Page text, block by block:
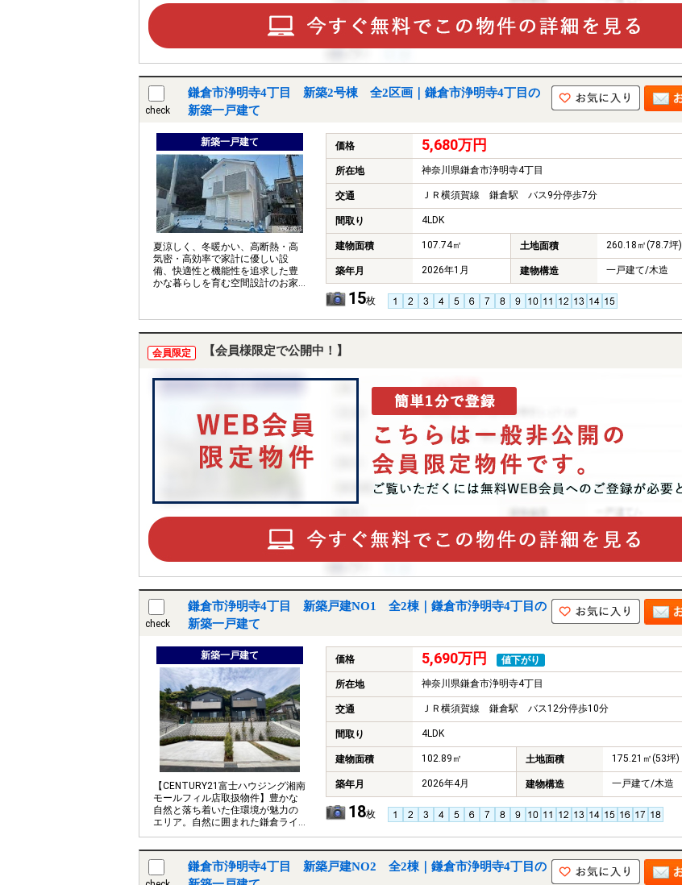
check
鎌倉市浄明寺4丁目 新築2号棟 全2区画｜鎌倉市浄明寺4丁目の
新築一戸建て
新築一戸建て
夏涼しく、冬暖かい、高断熱・高
気密・高効率で家計に優しい設
備、快適性と機能性を追求した豊
かな暮らしを育む空間設計のお家
価格 5,680万円
所在地 神奈川県鎌倉市浄明寺4丁目
交通 ＪＲ横須賀線 鎌倉駅 バス9分停歩7分
間取り 4LDK
建物面積 107.74㎡ 土地面積 260.18㎡(78.7坪)
築年月 2026年1月 建物構造 一戸建て/木造
15枚
会員限定 【会員様限定で公開中！】
check
鎌倉市浄明寺4丁目 新築戸建NO1 全2棟｜鎌倉市浄明寺4丁目の
新築一戸建て
新築一戸建て
【CENTURY21富士ハウジング湘南
モールフィル店取扱物件】豊かな
自然と落ち着いた住環境が魅力の
エリア。自然に囲まれた鎌倉ライ
フをゆったり楽しめるお家です。
価格 5,690万円 値下がり
所在地 神奈川県鎌倉市浄明寺4丁目
交通 ＪＲ横須賀線 鎌倉駅 バス12分停歩10分
間取り 4LDK
建物面積 102.89㎡ 土地面積 175.21㎡(53坪)
築年月 2026年4月 建物構造 一戸建て/木造
18枚
鎌倉市浄明寺4丁目 新築戸建NO2 全2棟｜鎌倉市浄明寺4丁目の